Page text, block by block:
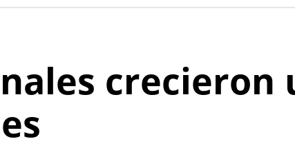
crecieron